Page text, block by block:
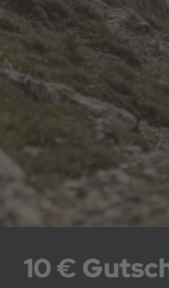
10 €